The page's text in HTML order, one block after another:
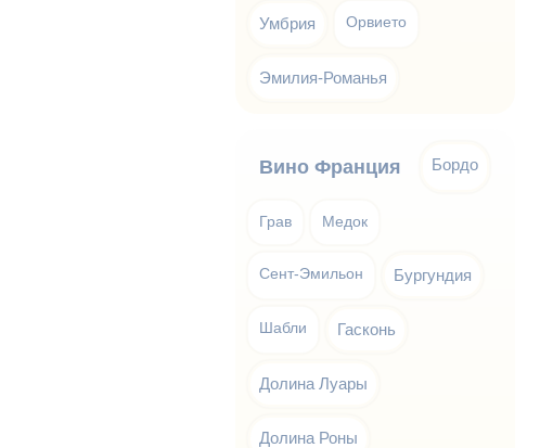
Умбрия Орвието
Эмилия-Романья
Вино Франция Бордо
Грав Медок
Сент-Эмильон Бургундия
Шабли Гасконь
Долина Луары
Долина Роны